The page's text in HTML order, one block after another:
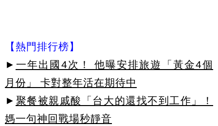
【熱門排行榜】
► 一年出國4次！ 他曝安排旅遊「黃金4個
月份」 卡對整年活在期待中
► 聚餐被親戚酸「台大的還找不到工作」！
媽一句神回戰場秒靜音